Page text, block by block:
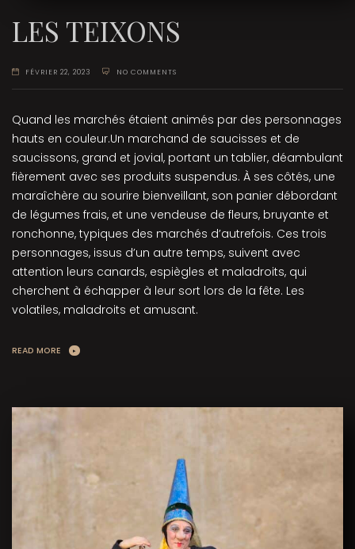
LES TEIXONS
FÉVRIER 22, 2023 NO COMMENTS
Quand les marchés étaient animés par des personnages
hauts en couleur.Un marchand de saucisses et de
saucissons, grand et jovial, portant un tablier, déambulant
fièrement avec ses produits suspendus. À ses côtés, une
maraîchère au sourire bienveillant, son panier débordant
de légumes frais, et une vendeuse de fleurs, bruyante et
ronchonne, typiques des marchés d’autrefois. Ces trois
personnages, issus d’un autre temps, suivent avec
attention leurs canards, espiègles et maladroits, qui
cherchent à échapper à leur sort lors de la fête. Les
volatiles, maladroits et amusant.
READ MORE